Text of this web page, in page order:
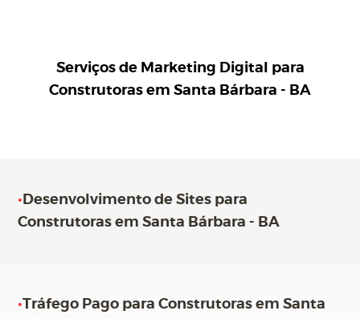
Serviços de Marketing Digital para
Construtoras em Santa Bárbara - BA
• Desenvolvimento de Sites para
Construtoras em Santa Bárbara - BA
•Tráfego Pago para Construtoras em Santa